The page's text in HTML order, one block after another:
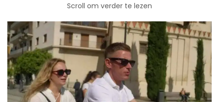
Scroll om verder te lezen